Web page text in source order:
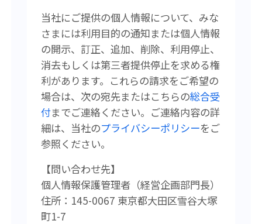
当社にご提供の個人情報について、みな
さまには利用目的の通知または個人情報
の開示、訂正、追加、削除、利用停止、
消去もしくは第三者提供停止を求める権
利があります。 これらの請求をご希望の
場合は、次の宛先またはこちらの総合受
付までご連絡ください。 ご連絡内容の詳
細は、当社のプライバシーポリシーをご
参照ください。
【問い合わせ先】
個人情報保護管理者（経営企画部門長）
住所：145-0067 東京都大田区雪谷大塚
町1-7